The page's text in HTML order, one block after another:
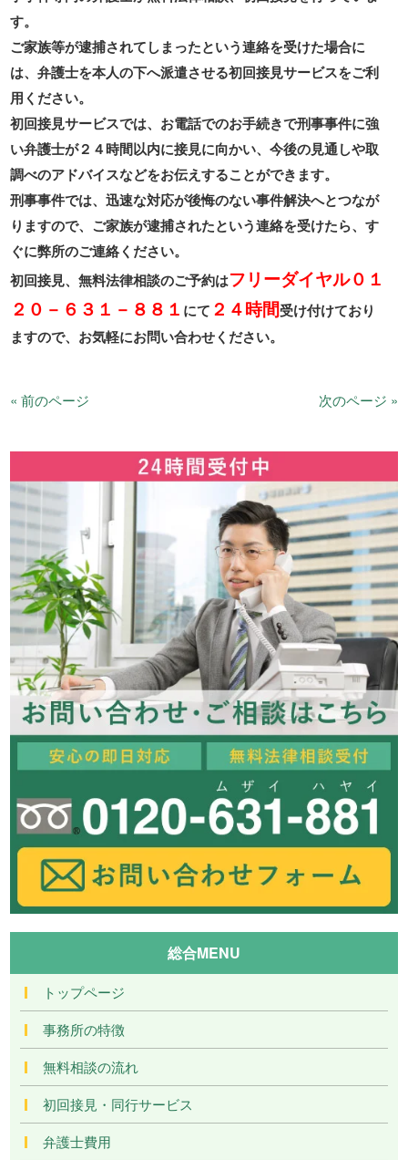
す。
ご家族等が逮捕されてしまったという連絡を受けた場合に
は、弁護士を本人の下へ派遣させる初回接見サービスをご利
用ください。
初回接見サービスでは、お電話でのお手続きで刑事事件に強
い弁護士が２４時間以内に接見に向かい、今後の見通しや取
調べのアドバイスなどをお伝えすることができます。
刑事事件では、迅速な対応が後悔のない事件解決へとつなが
りますので、ご家族が逮捕されたという連絡を受けたら、す
ぐに弊所のご連絡ください。
初回接見、無料法律相談のご予約はフリーダイヤル０１
２０－６３１－８８１ にて ２４時間受け付けており
ますので、お気軽にお問い合わせください。
« 前のページ 次のページ »
総合MENU
トップページ
事務所の特徴
無料相談の流れ
初回接見・同行サービス
弁護士費用